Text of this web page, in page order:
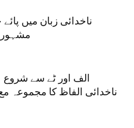
ناخدائی زبان میں
مشہور
الف اور ٹے سے شروع
ناخدائی الفاظ کا مجموعہ